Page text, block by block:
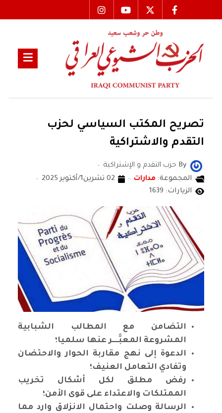
تصريح المكتب السياسي لحزب
التقدم والاشتراكية
By حزب التقدم و الإشتراكية
المجموعة: مدارات
02 تشرين1/أكتوير 2025
الزيارات: 1639
التضامن مع المطالب الشبابية
المشروعة المعبَّــــر عنها سلميا؛
الدعوة إلى نهج مقاربة الحوار والاحتضان
وتفادي التعامل العنيف؛
رفض مطلق لكل أشكال تخريب
الممتلكات والاعتداء على قوى الأمن؛
الرسالة وصلت واحتمال الانزلاق وارد مما